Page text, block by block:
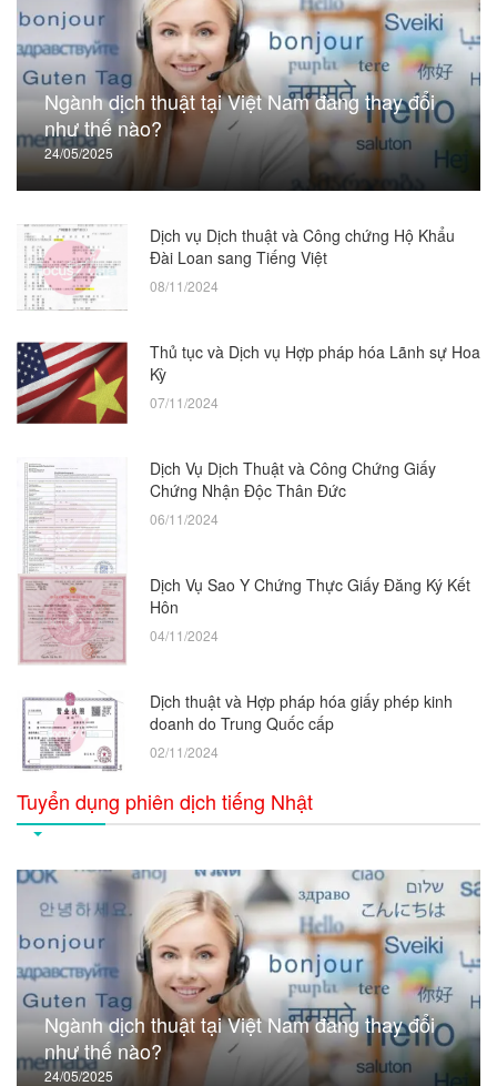
Ngành dịch thuật tại Việt Nam đang thay đổi
như thế nào?
24/05/2025
Dịch vụ Dịch thuật và Công chứng Hộ Khẩu
Đài Loan sang Tiếng Việt
08/11/2024
Thủ tục và Dịch vụ Hợp pháp hóa Lãnh sự Hoa
Kỳ
07/11/2024
Dịch Vụ Dịch Thuật và Công Chứng Giấy
Chứng Nhận Độc Thân Đức
06/11/2024
Dịch Vụ Sao Y Chứng Thực Giấy Đăng Ký Kết
Hôn
04/11/2024
Dịch thuật và Hợp pháp hóa giấy phép kinh
doanh do Trung Quốc cấp
02/11/2024
Tuyển dụng phiên dịch tiếng Nhật
Ngành dịch thuật tại Việt Nam đang thay đổi
như thế nào?
24/05/2025